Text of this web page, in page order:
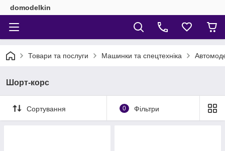
domodelkin
Товари та послуги Машинки та спецтехніка
Шорт-корс
Сортування 0 Фільтри